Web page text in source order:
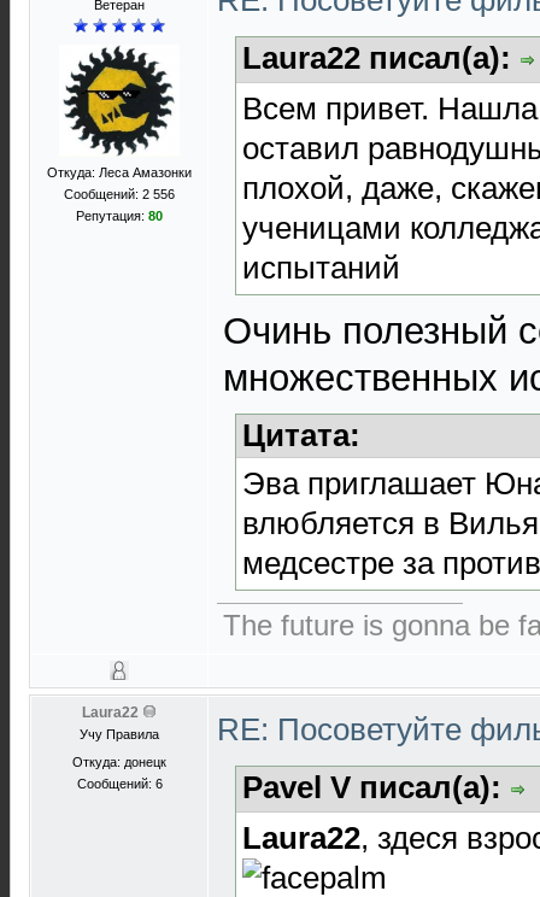
Ветеран
Откуда: Леса Амазонки
Сообщений: 2 556
Репутация: 80
Laura22 писал(а):
Всем привет.
оставил
плохой, даже,
ученицами
испытаний
Очинь полезный
множественных
Цитата:
Эва приглашает
влюбляется в
медсестре за
The future is gonna be
Laura22
Учу Правила
Откуда: донецк
Сообщений: 6
RE: Посоветуйте
Pavel V писал(а):
Laura22, здеся